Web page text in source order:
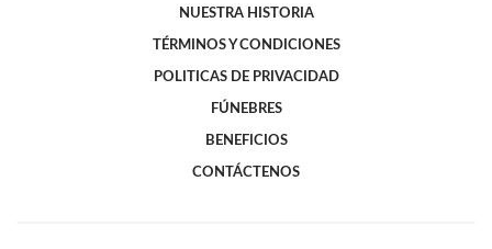
NUESTRA HISTORIA
TÉRMINOS Y CONDICIONES
POLITICAS DE PRIVACIDAD
FÚNEBRES
BENEFICIOS
CONTÁCTENOS